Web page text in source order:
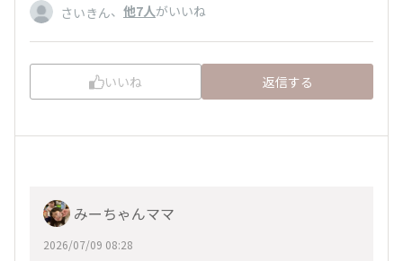
さいきん、 他7人がいいね
いいね 返信する
みーちゃんママ
2026/07/09 08:28